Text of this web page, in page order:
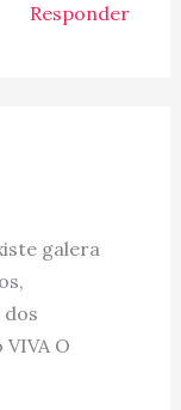
Responder
galera
O